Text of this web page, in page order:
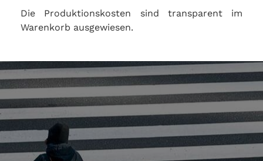
Die Produktionskosten sind transparent im
Warenkorb ausgewiesen.